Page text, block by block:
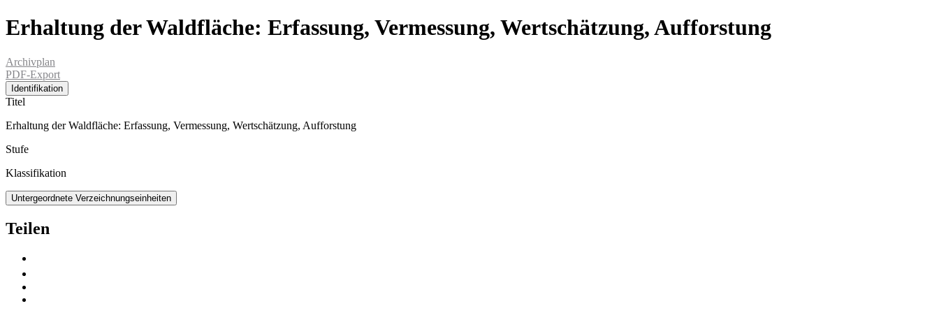
Erhaltung der Waldfläche: Erfassung, Vermessung, Wertschätzung, Aufforstung
Archivplan
PDF-Export
Identifikation
Titel
Erhaltung der Waldfläche: Erfassung, Vermessung, Wertschätzung, Aufforstung
Stufe
Klassifikation
Untergeordnete Verzeichnungseinheiten
Teilen